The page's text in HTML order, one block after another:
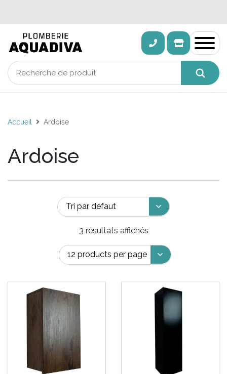
Accueil Ardoise
Ardoise
3 résultats affichés